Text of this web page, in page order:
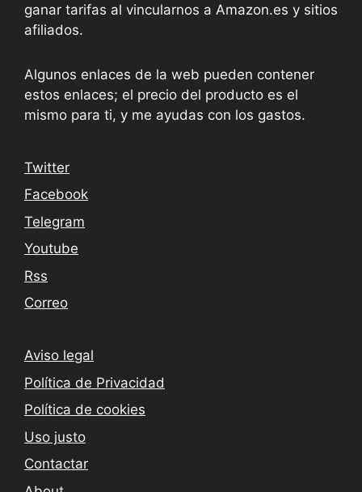
ganar tarifas al vincularnos a Amazon.es y sitios
afiliados.
Algunos enlaces de la web pueden contener
estos enlaces; el precio del producto es el
mismo para ti, y me ayudas con los gastos.
Twitter
Facebook
Telegram
Youtube
Rss
Correo
Aviso legal
Política de Privacidad
Política de cookies
Uso justo
Contactar